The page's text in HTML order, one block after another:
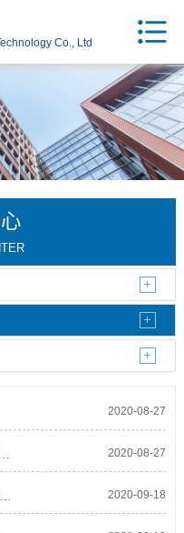
Co., Ltd
2020-08-27
卷膜,复合膜,复合卷膜,铝塑复合膜的采购要点 2020-08-27
出现给大企业带来了什么好处? 2020-09-18